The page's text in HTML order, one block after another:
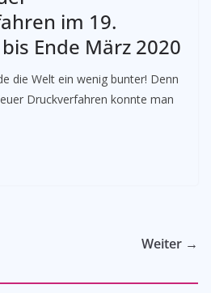
im 19.
Ende März 2020
die Welt ein wenig bunter! Denn
Druckverfahren konnte man
Weiter →